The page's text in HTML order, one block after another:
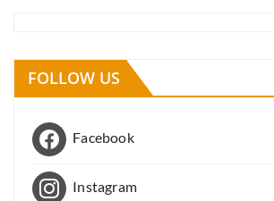
FOLLOW US
Facebook
Instagram